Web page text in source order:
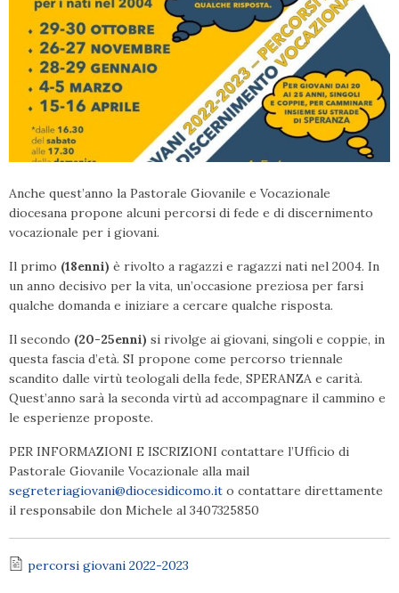
Anche quest’anno la Pastorale Giovanile e Vocazionale
diocesana propone alcuni percorsi di fede e di discernimento
vocazionale per i giovani.
Il primo (18enni) è rivolto a ragazzi e ragazzi nati nel 2004. In
un anno decisivo per la vita, un’occasione preziosa per farsi
qualche domanda e iniziare a cercare qualche risposta.
Il secondo (20-25enni) si rivolge ai giovani, singoli e coppie, in
questa fascia d’età. SI propone come percorso triennale
scandito dalle virtù teologali della fede, SPERANZA e carità.
Quest’anno sarà la seconda virtù ad accompagnare il cammino e
le esperienze proposte.
PER INFORMAZIONI E ISCRIZIONI contattare l’Ufficio di
Pastorale Giovanile Vocazionale alla mail
segreteriagiovani@diocesidicomo.it o contattare direttamente
il responsabile don Michele al 3407325850
percorsi giovani 2022-2023